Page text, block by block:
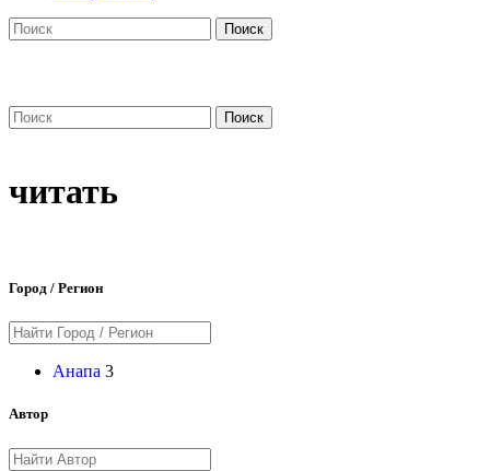
Поиск
Поиск
читать
Город / Регион
Анапа 3
Автор